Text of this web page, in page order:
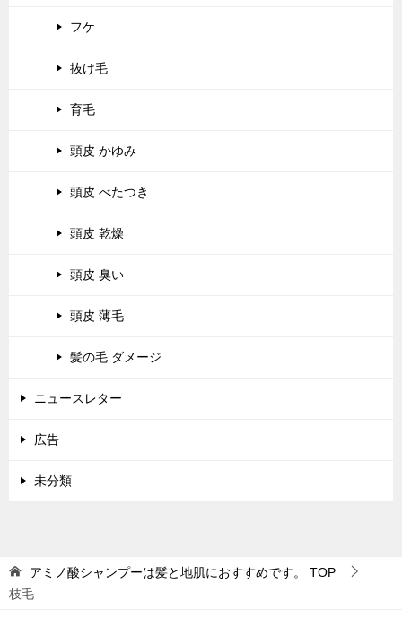
フケ
抜け毛
育毛
頭皮 かゆみ
頭皮 べたつき
頭皮 乾燥
頭皮 臭い
頭皮 薄毛
髪の毛 ダメージ
ニュースレター
広告
未分類
アミノ酸シャンプーは髪と地肌におすすめです。
TOP
枝毛